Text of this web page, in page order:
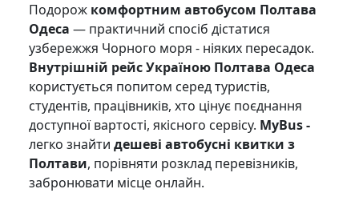
Подорож комфортним автобусом Полтава
Одеса — практичний спосіб дістатися
узбережжя Чорного моря - ніяких пересадок.
Внутрішній рейс Україною Полтава Одеса
користується попитом серед туристів,
студентів, працівників, хто цінує поєднання
доступної вартості, якісного сервісу. MyBus -
легко знайти дешеві автобусні квитки з
Полтави, порівняти розклад перевізників,
забронювати місце онлайн.